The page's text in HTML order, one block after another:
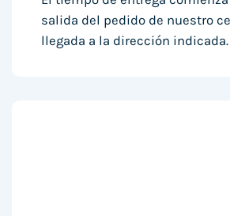
salida del pedido de nuestro
llegada a la dirección indicada.